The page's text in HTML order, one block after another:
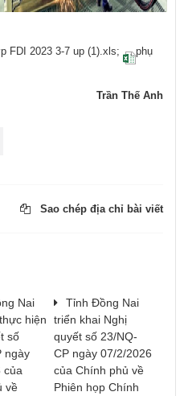
FDI 2023 3-7 up (1).xls;
phụ
Trần Thế Anh
Sao chép địa chỉ bài viết
Nai
hiện
số
ngày
của
về
Tỉnh Đồng Nai
triển khai Nghị
quyết số 23/NQ-
CP ngày 07/2/2026
của Chính phủ về
Phiên họp Chính